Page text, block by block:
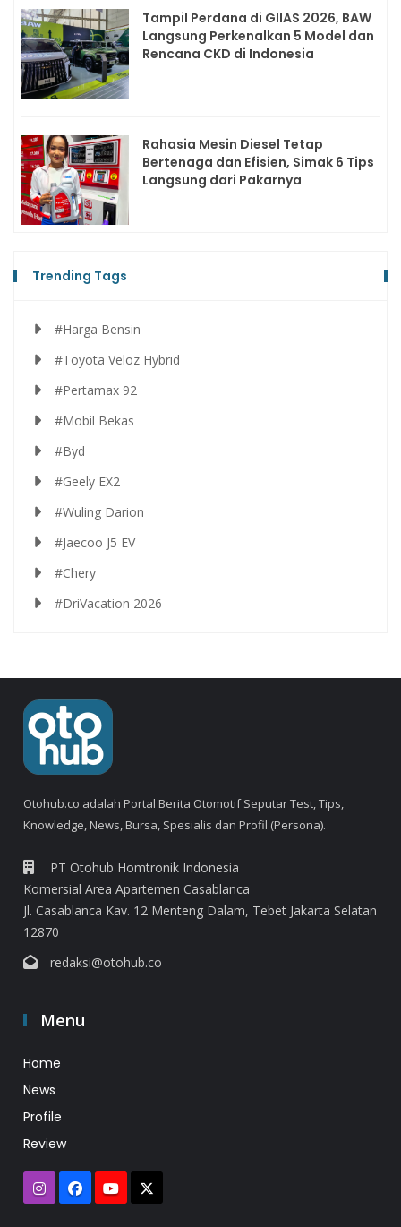
Tampil Perdana di GIIAS 2026, BAW
Langsung Perkenalkan 5 Model dan
Rencana CKD di Indonesia
Rahasia Mesin Diesel Tetap
Bertenaga dan Efisien, Simak 6 Tips
Langsung dari Pakarnya
Trending Tags
#Harga Bensin
#Toyota Veloz Hybrid
#Pertamax 92
#Mobil Bekas
#Byd
#Geely EX2
#Wuling Darion
#Jaecoo J5 EV
#Chery
#DriVacation 2026
Otohub.co adalah Portal Berita Otomotif Seputar Test, Tips,
Knowledge, News, Bursa, Spesialis dan Profil (Persona).
PT Otohub Homtronik Indonesia
Komersial Area Apartemen Casablanca
Jl. Casablanca Kav. 12 Menteng Dalam, Tebet Jakarta Selatan
12870
redaksi@otohub.co
Menu
Home
News
Profile
Review